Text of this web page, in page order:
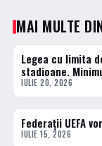
MAI MULTE
ACTUALE
Legea cu limita
stadioane.
IULIE 20, 2026
ACTUALE
Federații UEFA
IULIE 15, 2026